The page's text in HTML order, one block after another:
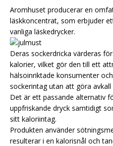
Aromhuset producerar en
läskkoncentrat, som erbjuder
vanliga läskedrycker.
Deras sockerdricka värderas
kalorier, vilket gör den till ett
hälsoinriktade konsumenter
sockerintag utan att göra avkall
Det är ett passande alternativ
uppfriskande dryck samtidigt
sitt kaloriintag.
Produkten använder
resulterar i en kalorisnål och